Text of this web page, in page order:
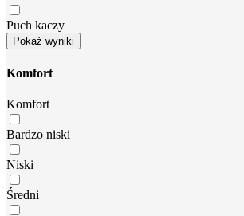
Puch kaczy
Pokaż wyniki
Komfort
Komfort
Bardzo niski
Niski
Średni